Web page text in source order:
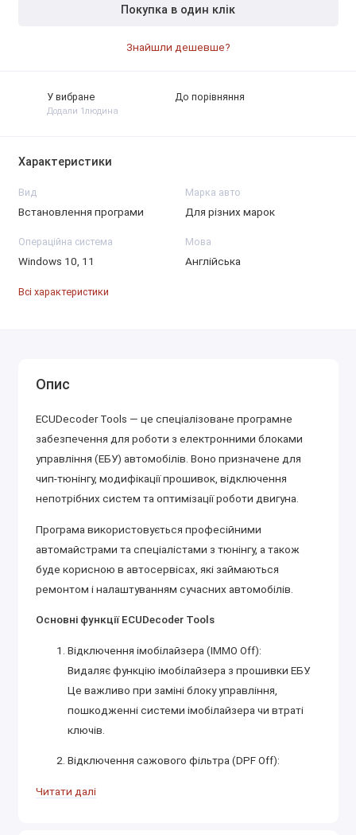
Покупка в один клік
Знайшли дешевше?
У вибране
Додали 1людина
До порівняння
Характеристики
Вид
Встановлення програми
Марка авто
Для різних марок
Операційна система
Windows 10, 11
Мова
Англійська
Всі характеристики
Опис
ECUDecoder Tools — це спеціалізоване програмне
забезпечення для роботи з електронними блоками
управління (ЕБУ) автомобілів. Воно призначене для
чип-тюнінгу, модифікації прошивок, відключення
непотрібних систем та оптимізації роботи двигуна.
Програма використовується професійними
автомайстрами та спеціалістами з тюнінгу, а також
буде корисною в автосервісах, які займаються
ремонтом і налаштуванням сучасних автомобілів.
Основні функції ECUDecoder Tools
Відключення імобілайзера (IMMO Off):
Видаляє функцію імобілайзера з прошивки ЕБУ.
Це важливо при заміні блоку управління,
пошкодженні системи імобілайзера чи втраті
ключів.
Відключення сажового фільтра (DPF Off):
(DPF/FAP) у прошивці. Корисно при фізичному
Читати далі